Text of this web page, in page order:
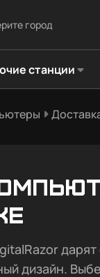
город
станции
дарят
дизайн.